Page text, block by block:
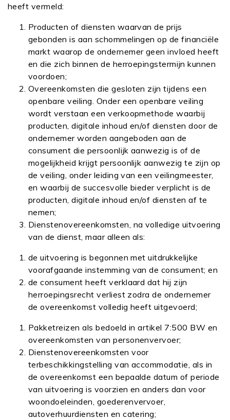
heeft vermeld:
Producten of diensten waarvan de prijs
gebonden is aan schommelingen op de financiële
markt waarop de ondernemer geen invloed heeft
en die zich binnen de herroepingstermijn kunnen
voordoen;
Overeenkomsten die gesloten zijn tijdens een
openbare veiling. Onder een openbare veiling
wordt verstaan een verkoopmethode waarbij
producten, digitale inhoud en/of diensten door de
ondernemer worden aangeboden aan de
consument die persoonlijk aanwezig is of de
mogelijkheid krijgt persoonlijk aanwezig te zijn op
de veiling, onder leiding van een veilingmeester,
en waarbij de succesvolle bieder verplicht is de
producten, digitale inhoud en/of diensten af te
nemen;
Dienstenovereenkomsten, na volledige uitvoering
van de dienst, maar alleen als:
de uitvoering is begonnen met uitdrukkelijke
voorafgaande instemming van de consument; en
de consument heeft verklaard dat hij zijn
herroepingsrecht verliest zodra de ondernemer
de overeenkomst volledig heeft uitgevoerd;
Pakketreizen als bedoeld in artikel 7:500 BW en
overeenkomsten van personenvervoer;
Dienstenovereenkomsten voor
terbeschikkingstelling van accommodatie, als in
de overeenkomst een bepaalde datum of periode
van uitvoering is voorzien en anders dan voor
woondoeleinden, goederenvervoer,
autoverhuurdiensten en catering;